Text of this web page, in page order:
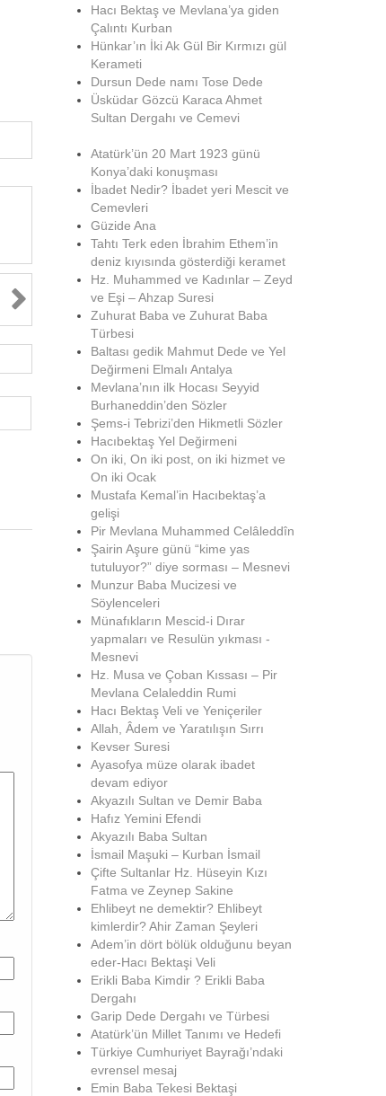
Hacı Bektaş ve Mevlana’ya giden
Çalıntı Kurban
Hünkar’ın İki Ak Gül Bir Kırmızı gül
Kerameti
Dursun Dede namı Tose Dede
Üsküdar Gözcü Karaca Ahmet
Sultan Dergahı ve Cemevi
Atatürk’ün 20 Mart 1923 günü
Konya’daki konuşması
İbadet Nedir? İbadet yeri Mescit ve
Cemevleri
Güzide Ana
Tahtı Terk eden İbrahim Ethem’in
deniz kıyısında gösterdiği keramet
Hz. Muhammed ve Kadınlar – Zeyd
ve Eşi – Ahzap Suresi
Zuhurat Baba ve Zuhurat Baba
Türbesi
Baltası gedik Mahmut Dede ve Yel
Değirmeni Elmalı Antalya
Mevlana’nın ilk Hocası Seyyid
Burhaneddin’den Sözler
Şems-i Tebrizi’den Hikmetli Sözler
Hacıbektaş Yel Değirmeni
On iki, On iki post, on iki hizmet ve
On iki Ocak
Mustafa Kemal’in Hacıbektaş’a
gelişi
Pir Mevlana Muhammed Celâleddîn
Şairin Aşure günü “kime yas
tutuluyor?” diye sorması – Mesnevi
Munzur Baba Mucizesi ve
Söylenceleri
Münafıkların Mescid-i Dırar
yapmaları ve Resulün yıkması -
Mesnevi
Hz. Musa ve Çoban Kıssası – Pir
Mevlana Celaleddin Rumi
Hacı Bektaş Veli ve Yeniçeriler
Allah, Âdem ve Yaratılışın Sırrı
Kevser Suresi
Ayasofya müze olarak ibadet
devam ediyor
Akyazılı Sultan ve Demir Baba
Hafız Yemini Efendi
Akyazılı Baba Sultan
İsmail Maşuki – Kurban İsmail
Çifte Sultanlar Hz. Hüseyin Kızı
Fatma ve Zeynep Sakine
Ehlibeyt ne demektir? Ehlibeyt
kimlerdir? Ahir Zaman Şeyleri
Adem’in dört bölük olduğunu beyan
eder-Hacı Bektaşi Veli
Erikli Baba Kimdir ? Erikli Baba
Dergahı
Garip Dede Dergahı ve Türbesi
Atatürk’ün Millet Tanımı ve Hedefi
Türkiye Cumhuriyet Bayrağı’ndaki
evrensel mesaj
Emin Baba Tekesi Bektaşi